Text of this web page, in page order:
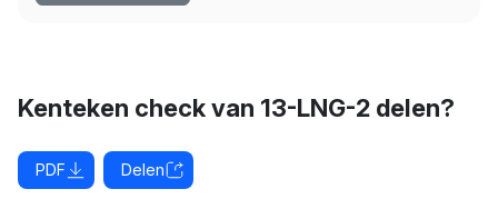
Kenteken check van 13-LNG-2 delen?
PDF Delen